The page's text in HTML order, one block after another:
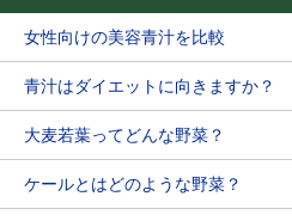
女性向けの美容青汁を比較
青汁はダイエットに向きますか？
大麦若葉ってどんな野菜？
ケールとはどのような野菜？